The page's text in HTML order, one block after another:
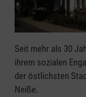
Seit mehr als 30
ihrem sozialen
der östlichsten
Neiße.